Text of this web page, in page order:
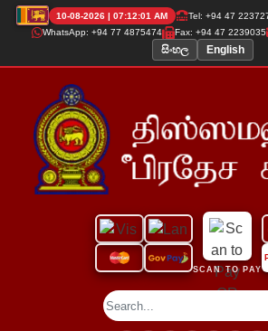
10-08-2026 | 07:12:02 AM Tel: +94 47
WhatsApp: +94 77 4875474
Fax: +94 47 2239035
සිංහල English
SCAN TO PAY